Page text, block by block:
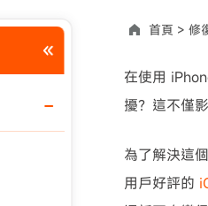
首頁 > 修
在使用
擾？這不僅
為了解決這
用戶好評的